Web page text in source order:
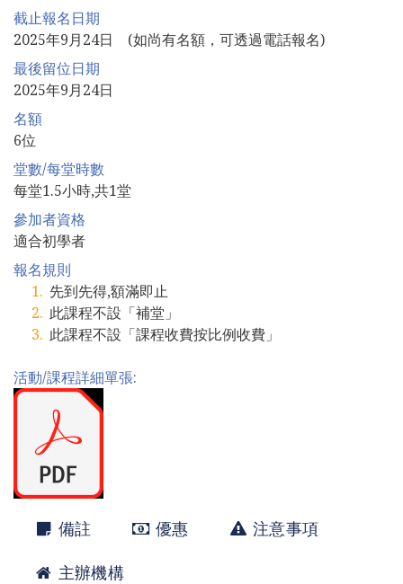
截止報名日期
2025年9月24日 (如尚有名額，可透過電話報名)
最後留位日期
2025年9月24日
名額
6位
堂數/每堂時數
每堂1.5小時,共1堂
參加者資格
適合初學者
報名規則
先到先得,額滿即止
此課程不設「補堂」
此課程不設「課程收費按比例收費」
活動/課程詳細單張:
備註 優惠 注意事項
主辦機構